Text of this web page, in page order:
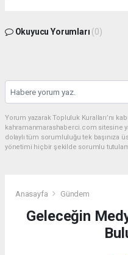
Okuyucu Yorumları (0)
Yorum yazarak Topluluk Kuralları’nı
kahramanmarashaberci.com sitesine
dolaylı tüm sorumluluğu tek başınıza
yönetimi hiçbir şekilde sorumlu
Anasayfa Gündem
Geleceğin